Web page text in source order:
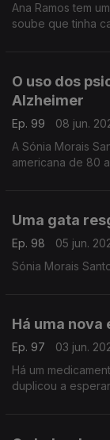
Ana Ramos tem
soube que tinha
O uso dos
Alzheimer
Ep. 99
08 jun.
A Sónia Morais
americana de 80
Uma gata
Ep. 98
05 jun.
Sónia Morais
Há uma nova
Ep. 97
03 jun.
Há um
duplicou a